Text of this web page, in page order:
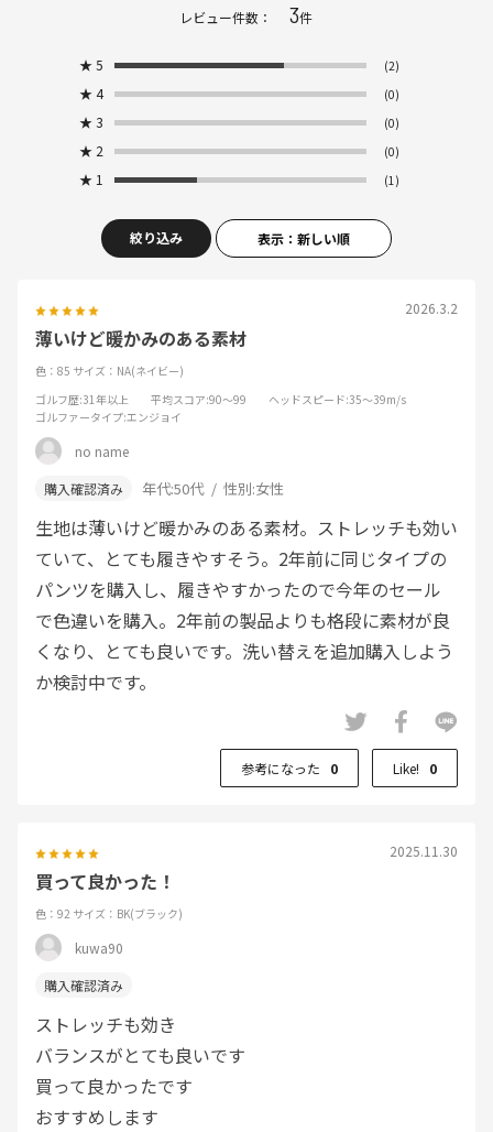
レビュー件数： 3件
★ 5 (2)
★ 4 (0)
★ 3 (0)
★ 2 (0)
★ 1 (1)
絞り込み 表示：新しい順
2026.3.2
薄いけど暖かみのある素材
色：85 サイズ：NA(ネイビー)
ゴルフ歴:31年以上 平均スコア:90～99 ヘッドスピード:35～39m/s
ゴルファータイプ:エンジョイ
no name
年代:50代 性別:女性
生地は薄いけど暖かみのある素材。ストレッチも効い
ていて、とても履きやすそう。2年前に同じタイプの
パンツを購入し、履きやすかったので今年のセール
で色違いを購入。2年前の製品よりも格段に素材が良
くなり、とても良いです。洗い替えを追加購入しよう
か検討中です。
参考になった 0 Like! 0
2025.11.30
買って良かった！
色：92 サイズ：BK(ブラック)
kuwa90
ストレッチも効き
バランスがとても良いです
買って良かったです
おすすめします